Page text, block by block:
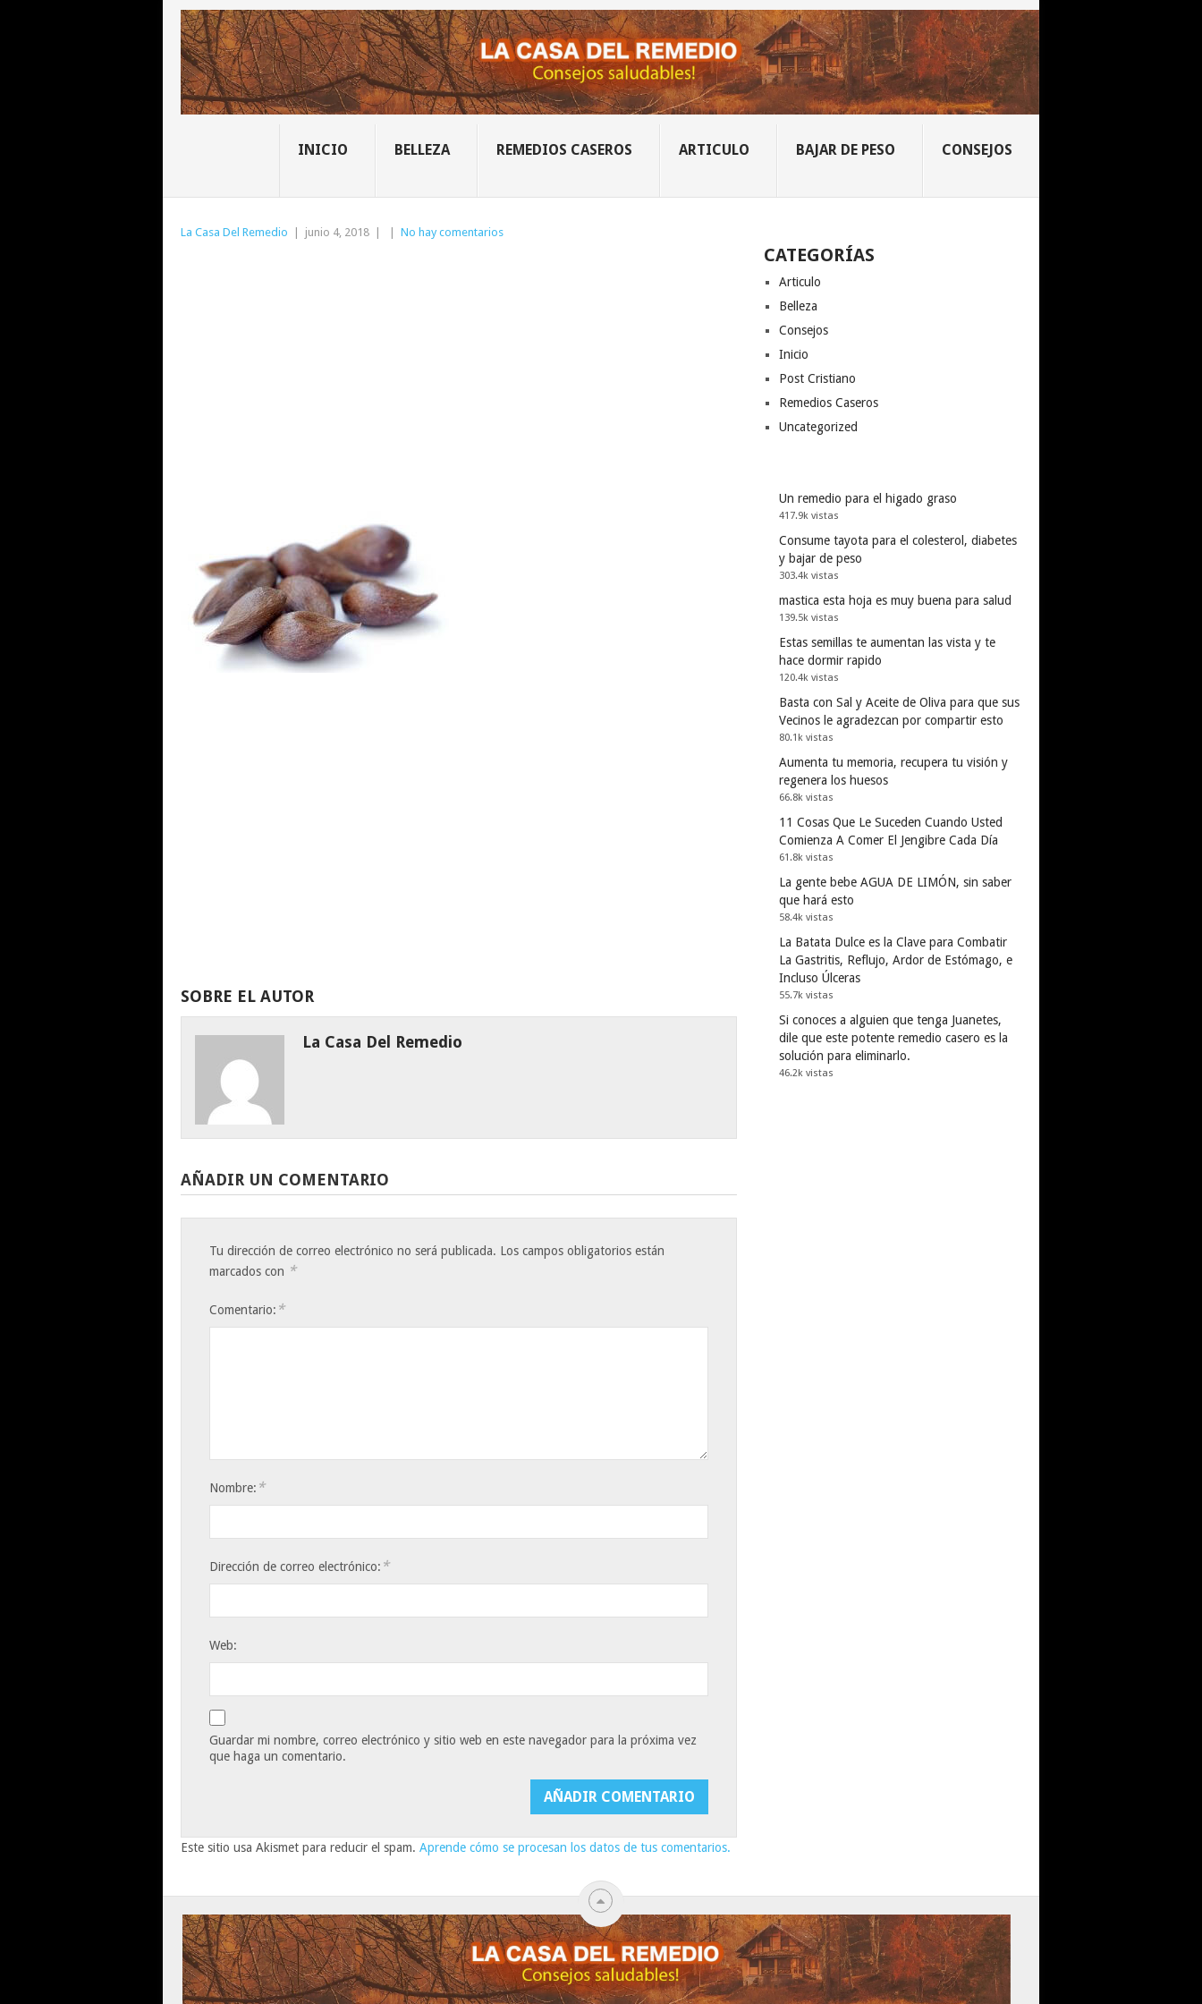
INICIO BELLEZA REMEDIOS CASEROS ARTICULO BAJAR DE PESO CONSEJOS
La Casa Del Remedio | junio 4, 2018 | | No hay comentarios
SOBRE EL AUTOR
La Casa Del Remedio
AÑADIR UN COMENTARIO
Tu dirección de correo electrónico no será publicada. Los campos obligatorios están
marcados con *
Comentario: *
Nombre: *
Dirección de correo electrónico: *
Web:
Guardar mi nombre, correo electrónico y sitio web en este navegador para la próxima vez
que haga un comentario.
Este sitio usa Akismet para reducir el spam. Aprende cómo se procesan los datos de tus comentarios.
CATEGORÍAS
Articulo
Belleza
Consejos
Inicio
Post Cristiano
Remedios Caseros
Uncategorized
Un remedio para el higado graso
417.9k vistas
Consume tayota para el colesterol, diabetes
y bajar de peso
303.4k vistas
mastica esta hoja es muy buena para salud
139.5k vistas
Estas semillas te aumentan las vista y te
hace dormir rapido
120.4k vistas
Basta con Sal y Aceite de Oliva para que sus
Vecinos le agradezcan por compartir esto
80.1k vistas
Aumenta tu memoria, recupera tu visión y
regenera los huesos
66.8k vistas
11 Cosas Que Le Suceden Cuando Usted
Comienza A Comer El Jengibre Cada Día
61.8k vistas
La gente bebe AGUA DE LIMÓN, sin saber
que hará esto
58.4k vistas
La Batata Dulce es la Clave para Combatir
La Gastritis, Reflujo, Ardor de Estómago, e
Incluso Úlceras
55.7k vistas
Si conoces a alguien que tenga Juanetes,
dile que este potente remedio casero es la
solución para eliminarlo.
46.2k vistas